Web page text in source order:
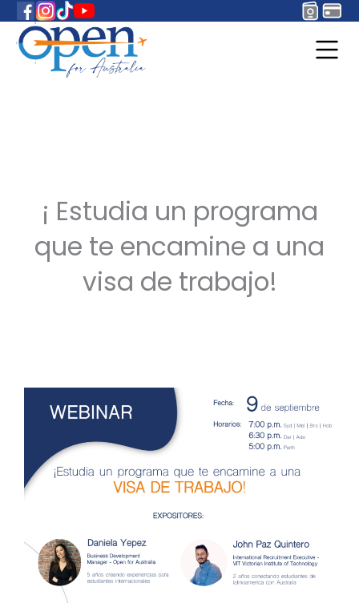
¡ Estudia un programa
que te encamine a una
visa de trabajo!